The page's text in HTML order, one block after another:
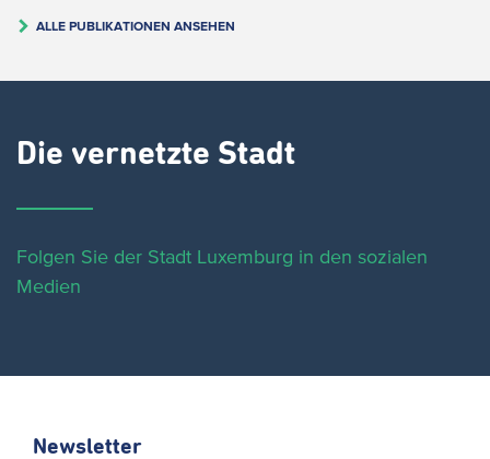
ALLE PUBLIKATIONEN ANSEHEN
Die vernetzte Stadt
Folgen Sie der Stadt Luxemburg in den sozialen
Medien
Newsletter